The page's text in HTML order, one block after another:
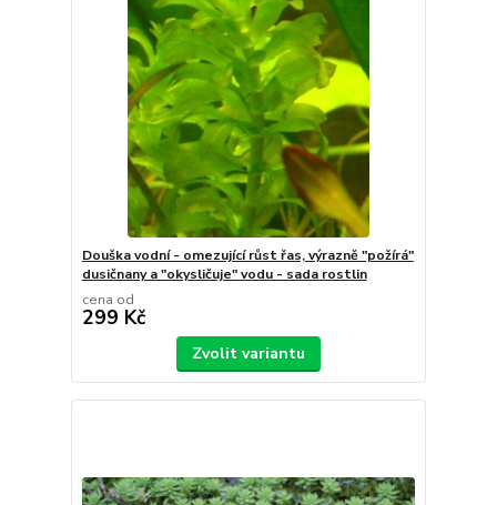
Douška vodní - omezující růst řas, výrazně "požírá"
dusičnany a "okysličuje" vodu - sada rostlin
cena od
299 Kč
Zvolit variantu